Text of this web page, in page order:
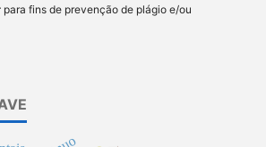
para fins de prevenção de plágio e/ou